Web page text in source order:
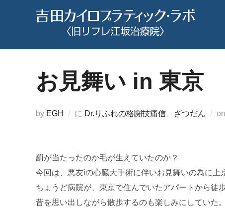
ン
お見舞い in 東
by EGH に Dr.りふれの格闘技痛信 ざつだん on
罰が当たったのか毛が生えていたのか？
今回は、悪友iの心臓大手術に伴いお見舞いの為に上
ちょうど病院が、東京で住んでいたアパートから徒
昔を思い出しながら散歩するのも楽しみにしていた。